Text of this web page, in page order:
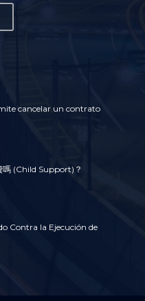
cancelar un contrato
嗎 (Child Support)？
Contra la Ejecución de